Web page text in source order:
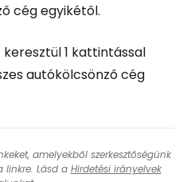
cég egyikétől.
keresztül 1 kattintással
autókölcsönző cég
amelyekből szerkesztőségünk
linkre. Lásd a Hirdetési irányelvek